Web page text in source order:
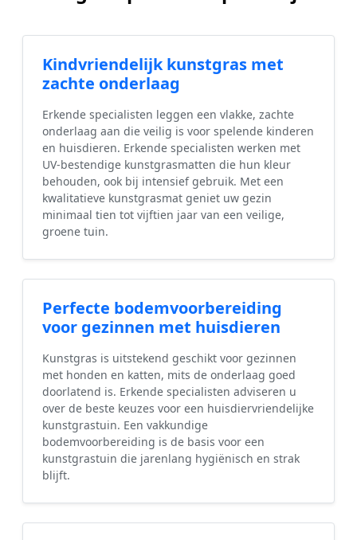
Kindvriendelijk kunstgras met
zachte onderlaag
Erkende specialisten leggen een vlakke, zachte
onderlaag aan die veilig is voor spelende kinderen
en huisdieren. Erkende specialisten werken met
UV-bestendige kunstgrasmatten die hun kleur
behouden, ook bij intensief gebruik. Met een
kwalitatieve kunstgrasmat geniet uw gezin
minimaal tien tot vijftien jaar van een veilige,
groene tuin.
Perfecte bodemvoorbereiding
voor gezinnen met huisdieren
Kunstgras is uitstekend geschikt voor gezinnen
met honden en katten, mits de onderlaag goed
doorlatend is. Erkende specialisten adviseren u
over de beste keuzes voor een huisdiervriendelijke
kunstgrastuin. Een vakkundige
bodemvoorbereiding is de basis voor een
kunstgrastuin die jarenlang hygiënisch en strak
blijft.